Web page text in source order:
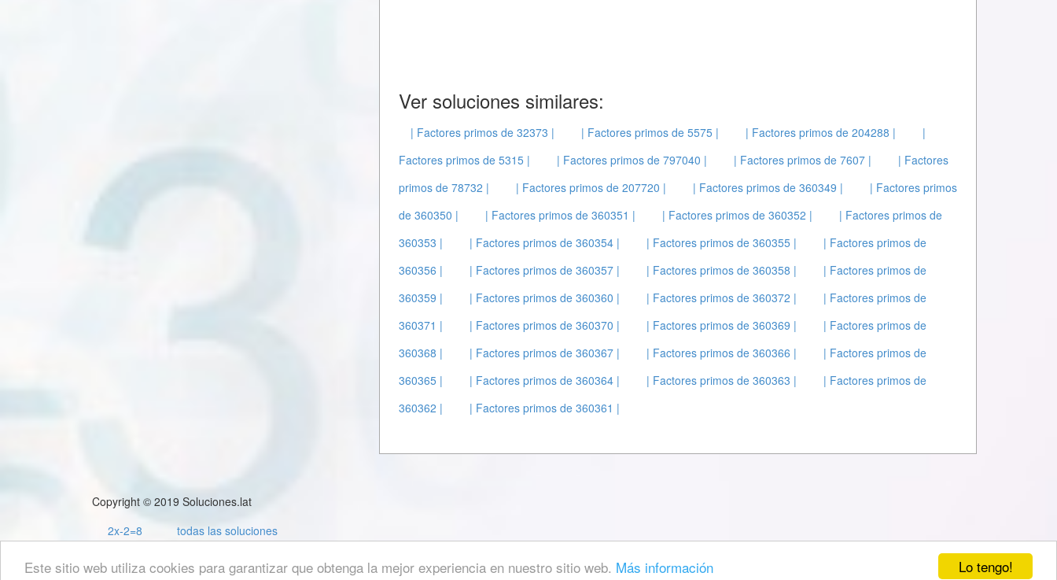
Lo tengo!
Este sitio web utiliza cookies para garantizar que obtenga la mejor experiencia en nuestro sitio web. Más información
Ver soluciones similares:
| Factores primos de 32373 | | Factores primos de 5575 | | Factores primos de 204288 |
|
Factores primos de 5315 |
| Factores primos de 797040 | | Factores primos de 7607 |
| Factores
primos de 78732 |
| Factores primos de 207720 | | Factores primos de 360349 |
| Factores primos
de 360350 |
| Factores primos de 360351 | | Factores primos de 360352 |
| Factores primos de
360353 |
| Factores primos de 360354 | | Factores primos de 360355 |
| Factores primos de
360356 |
| Factores primos de 360357 | | Factores primos de 360358 |
| Factores primos de
360359 |
| Factores primos de 360360 | | Factores primos de 360372 |
| Factores primos de
360371 |
| Factores primos de 360370 | | Factores primos de 360369 |
| Factores primos de
360368 |
| Factores primos de 360367 | | Factores primos de 360366 |
| Factores primos de
360365 |
| Factores primos de 360364 | | Factores primos de 360363 |
| Factores primos de
360362 |
| Factores primos de 360361 |
Copyright © 2019 Soluciones.lat
2x-2=8
todas las soluciones